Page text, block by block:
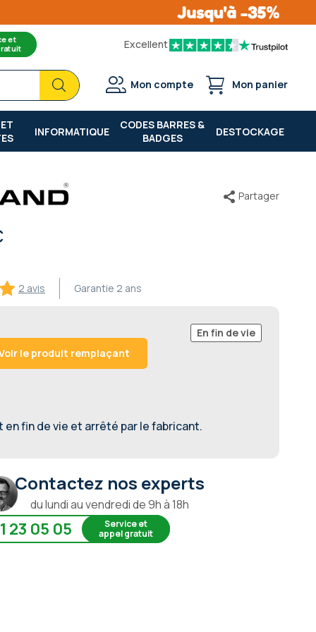
et Excellent
Chercher
Chercher
Mon compte Mon panier
INFORMATIQUE
CODES BARRES &
BADGES
DESTOCKAGE
2 avis Garantie 2 ans
Partager
En fin de vie
le produit remplaçant
fin de vie et arrêté par le fabricant.
Contactez nos experts
du lundi au vendredi de 9h à 18h
23 05 05
Service et
appel gratuit